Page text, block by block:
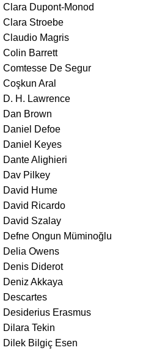
Clara Dupont-Monod
Clara Stroebe
Claudio Magris
Colin Barrett
Comtesse De Segur
Coşkun Aral
D. H. Lawrence
Dan Brown
Daniel Defoe
Daniel Keyes
Dante Alighieri
Dav Pilkey
David Hume
David Ricardo
David Szalay
Defne Ongun Müminoğlu
Delia Owens
Denis Diderot
Deniz Akkaya
Descartes
Desiderius Erasmus
Dilara Tekin
Dilek Bilgiç Esen